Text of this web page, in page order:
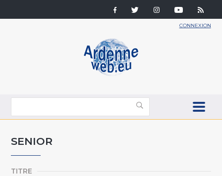
CONNEXION
SENIOR
TITRE